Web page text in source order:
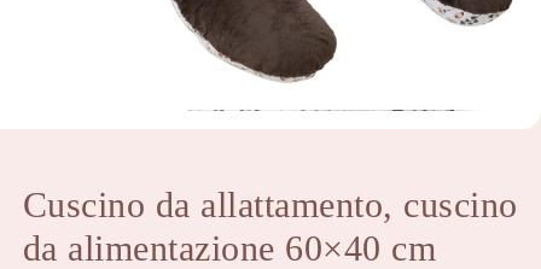
Cuscino da allattamento, cuscino
da alimentazione 60×40 cm